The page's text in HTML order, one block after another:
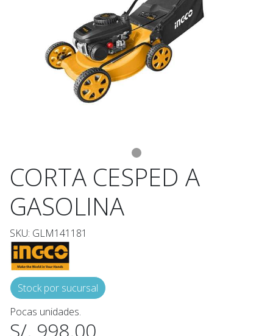
CORTA CESPED A
GASOLINA
SKU: GLM141181
Stock por sucursal
Pocas unidades.
S/. 998.00